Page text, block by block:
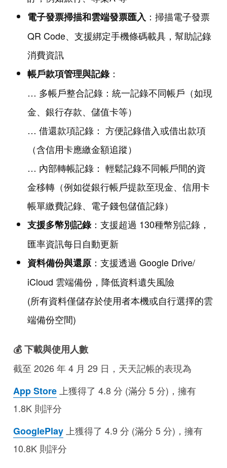
電子發票掃描和雲端發票匯入 ：掃描電子發票
QR Code、支援綁定手機條碼載具，幫助記錄
消費資訊
帳戶款項管理與記錄：
… 多帳戶整合記錄：統一記錄不同帳戶（如現
金、銀行存款、儲值卡等）
… 借還款項記錄： 方便記錄借入或借出款項
（含信用卡應繳金額追蹤）
… 內部轉帳記錄： 輕鬆記錄不同帳戶間的資
金移轉（例如從銀行帳戶提款至現金、信用卡
帳單繳費記錄、電子錢包儲值記錄）
支援多幣別記錄：支援超過 130種幣別記錄，
匯率資訊每日自動更新
資料備份與還原 ：支援透過 Google Drive/
iCloud 雲端備份，降低資料遺失風險
(所有資料僅儲存於使用者本機或自行選擇的雲
端備份空間)
💰 下載與使用人數
截至 2026 年 4 月 29 日，天天記帳的表現為
App Store 上獲得了 4.8 分 (滿分 5 分)，擁有
1.8K 則評分
GooglePlay 上獲得了 4.9 分 (滿分 5 分)，擁有
10.8K 則評分